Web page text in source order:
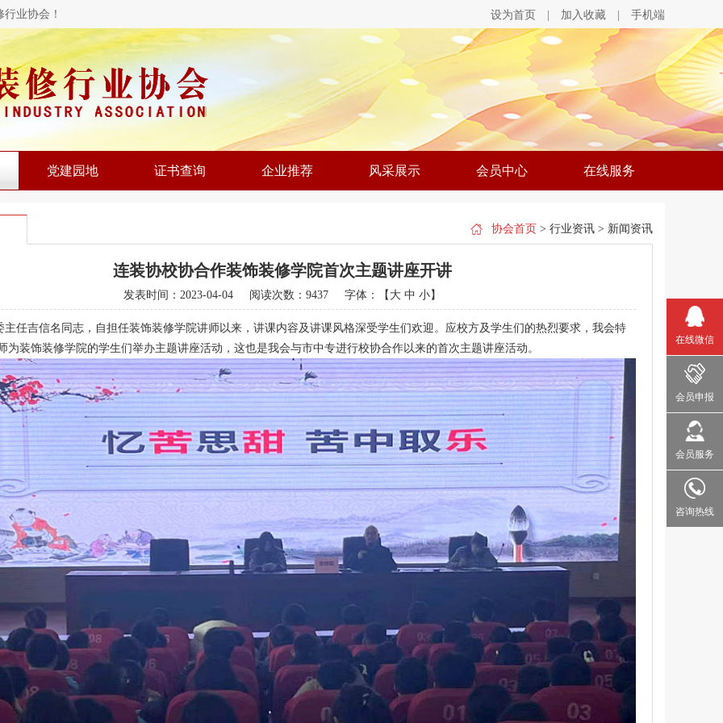
业协会！ 设为首页 加入收藏 手机端
党建园地 证书查询 企业推荐 风采展示 会员中心 在线服务
协会首页 > 行业资讯 > 新闻资讯
连装协校协合作装饰装修学院首次主题讲座开讲
发表时间： 2023-04-04 阅读次数：9437 字体：【 大 中 小】
主任吉信名同志，自担任装饰装修学院讲师以来，讲课内容及讲课风格深受学生们欢迎。应校方及学生们的热烈要求，我会特
为装饰装修学院的学生们举办主题讲座活动，这也是我会与市中专进行校协合作以来的首次主题讲座活动。
在线微信
会员申报
会员服务
咨询热线